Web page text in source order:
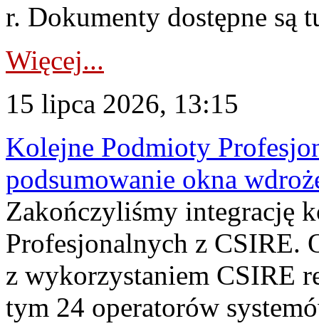
r. Dokumenty dostępne są
Więcej...
15 lipca 2026, 13:15
Kolejne Podmioty
podsumowanie okna
Zakończyliśmy integrację
Profesjonalnych z CSIRE.
z wykorzystaniem CSIRE
tym 24 operatorów